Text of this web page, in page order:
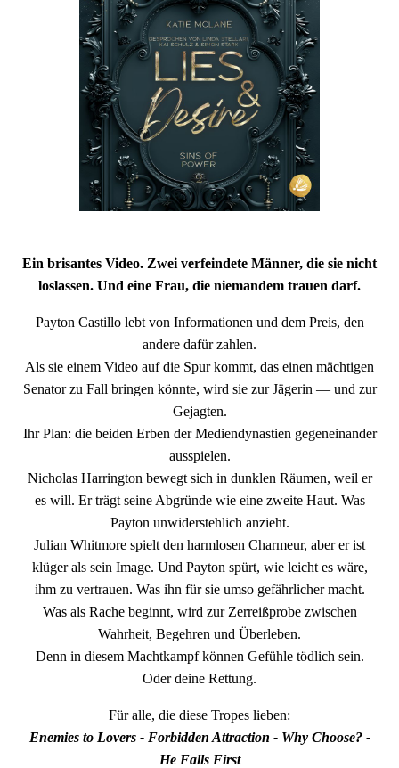
Ein brisantes Video. Zwei verfeindete Männer, die sie nicht
loslassen. Und eine Frau, die niemandem trauen darf.
Payton Castillo lebt von Informationen und dem Preis, den
andere dafür zahlen.
Als sie einem Video auf die Spur kommt, das einen mächtigen
Senator zu Fall bringen könnte, wird sie zur Jägerin — und zur
Gejagten.
Ihr Plan: die beiden Erben der Mediendynastien gegeneinander
ausspielen.
Nicholas Harrington bewegt sich in dunklen Räumen, weil er
es will. Er trägt seine Abgründe wie eine zweite Haut. Was
Payton unwiderstehlich anzieht.
Julian Whitmore spielt den harmlosen Charmeur, aber er ist
klüger als sein Image. Und Payton spürt, wie leicht es wäre,
ihm zu vertrauen. Was ihn für sie umso gefährlicher macht.
Was als Rache beginnt, wird zur Zerreißprobe zwischen
Wahrheit, Begehren und Überleben.
Denn in diesem Machtkampf können Gefühle tödlich sein.
Oder deine Rettung.
Für alle, die diese Tropes lieben:
Enemies to Lovers - Forbidden Attraction - Why Choose? -
He Falls First